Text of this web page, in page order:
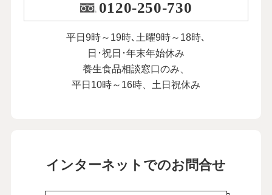
0120-250-730
平日9時～19時､土曜9時～18時､
日･祝日･年末年始休み
養生食品相談窓口のみ、
平日10時～16時、土日祝休み
インターネットでのお問合せ